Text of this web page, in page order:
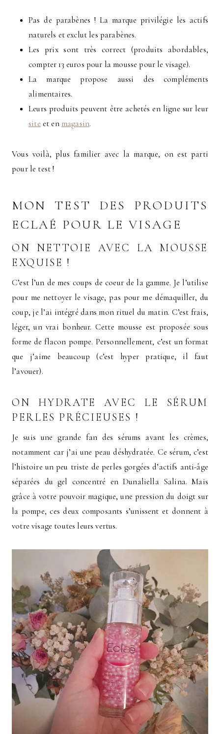
Pas de parabènes ! La marque privilégie les actifs
naturels et exclut les parabènes.
Les prix sont très correct (produits abordables,
compter 13 euros pour la mousse pour le visage).
La marque propose aussi des compléments
alimentaires.
Leurs produits peuvent être achetés en ligne sur leur
site et en magasin.
Vous voilà, plus familier avec la marque, on est parti
pour le test !
MON TEST DES PRODUITS
ECLAÉ POUR LE VISAGE
ON NETTOIE AVEC LA MOUSSE
EXQUISE !
C’est l’un de mes coups de coeur de la gamme. Je l’utilise
pour me nettoyer le visage, pas pour me démaquiller, du
coup, je l’ai intégré dans mon rituel du matin. C’est frais,
léger, un vrai bonheur. Cette mousse est proposée sous
forme de flacon pompe. Personnellement, c’est un format
que j’aime beaucoup (c’est hyper pratique, il faut
l’avouer).
ON HYDRATE AVEC LE SÉRUM
PERLES PRÉCIEUSES !
Je suis une grande fan des sérums avant les crèmes,
notamment car j’ai une peau déshydratée. Ce sérum, c’est
l’histoire un peu triste de perles gorgées d’actifs anti-âge
séparées du gel concentré en Dunaliella Salina. Mais
grâce à votre pouvoir magique, une pression du doigt sur
la pompe, ces deux composants s’unissent et donnent à
votre visage toutes leurs vertus.